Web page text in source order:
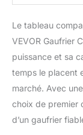
Le tableau
VEVOR Gaufrier
puissance et sa
temps le placent
marché. Avec
choix de premier
d’un gaufrier